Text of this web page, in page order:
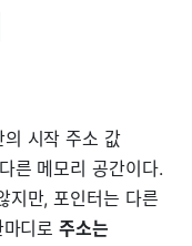
시작 주소 값
른 메모리 공간이다.
지만, 포인터는 다른
마디로주소는